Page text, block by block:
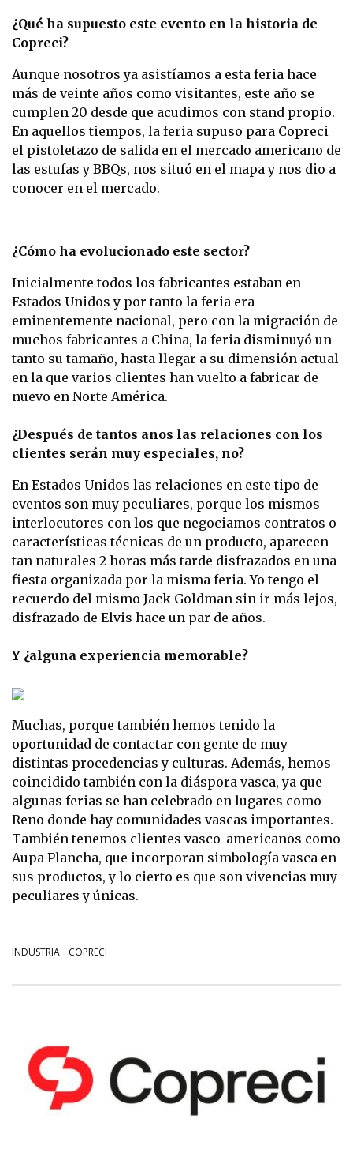
¿Qué ha supuesto este evento en la historia de
Copreci?
Aunque nosotros ya asistíamos a esta feria hace
más de veinte años como visitantes, este año se
cumplen 20 desde que acudimos con stand propio.
En aquellos tiempos, la feria supuso para Copreci
el pistoletazo de salida en el mercado americano de
las estufas y BBQs, nos situó en el mapa y nos dio a
conocer en el mercado.
¿Cómo ha evolucionado este sector?
Inicialmente todos los fabricantes estaban en
Estados Unidos y por tanto la feria era
eminentemente nacional, pero con la migración de
muchos fabricantes a China, la feria disminuyó un
tanto su tamaño, hasta llegar a su dimensión actual
en la que varios clientes han vuelto a fabricar de
nuevo en Norte América.
¿Después de tantos años las relaciones con los
clientes serán muy especiales, no?
En Estados Unidos las relaciones en este tipo de
eventos son muy peculiares, porque los mismos
interlocutores con los que negociamos contratos o
características técnicas de un producto, aparecen
tan naturales 2 horas más tarde disfrazados en una
fiesta organizada por la misma feria. Yo tengo el
recuerdo del mismo Jack Goldman sin ir más lejos,
disfrazado de Elvis hace un par de años.
Y ¿alguna experiencia memorable?
Muchas, porque también hemos tenido la
oportunidad de contactar con gente de muy
distintas procedencias y culturas. Además, hemos
coincidido también con la diáspora vasca, ya que
algunas ferias se han celebrado en lugares como
Reno donde hay comunidades vascas importantes.
También tenemos clientes vasco-americanos como
Aupa Plancha, que incorporan simbología vasca en
sus productos, y lo cierto es que son vivencias muy
peculiares y únicas.
INDUSTRIA COPRECI